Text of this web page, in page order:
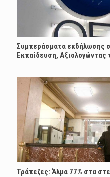
Συμπεράσματα εκδήλωσης
Εκπαίδευση, Αξιολογώντας
Τράπεζες: Άλμα 77% στα